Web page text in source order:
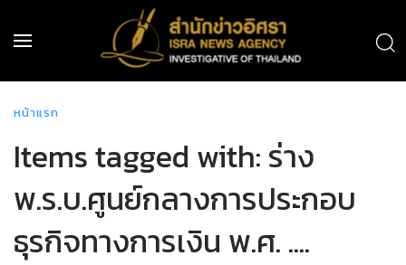
หน้าแรก
Items tagged with: ร่าง
พ.ร.บ.ศูนย์กลางการประกอบ
ธุรกิจทางการเงิน พ.ศ. ....